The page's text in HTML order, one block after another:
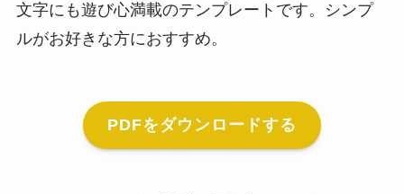
文字にも遊び心満載のテンプレートです。シンプ
ルがお好きな方におすすめ。
PDFをダウンロードする